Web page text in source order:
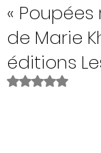
«
de Marie
éditions
Noté NaN